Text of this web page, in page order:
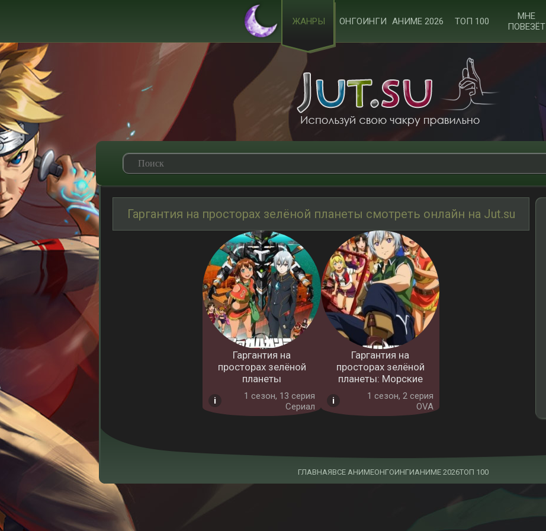
ЖАНРЫ ОНГОИНГИ АНИМЕ 2026 ТОП 100
МНЕ
ПОВЕЗЁТ
Гаргантия на просторах зелёной планеты смотреть онлайн на Jut.su
Гаргантия на
просторах зелёной
планеты
1 cезон, 13 серия
Сериал
Гаргантия на
просторах зелёной
планеты: Морские
1 cезон, 2 серия
OVA
ГЛАВНАЯВСЕ АНИМЕОНГОИНГИАНИМЕ 2026ТОП 100